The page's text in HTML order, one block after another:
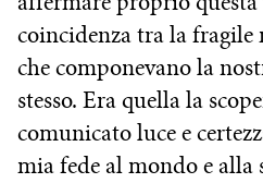
coincidenza tra la
che componevano la
stesso. Era quella la
comunicato luce e
mia fede al mondo e alla